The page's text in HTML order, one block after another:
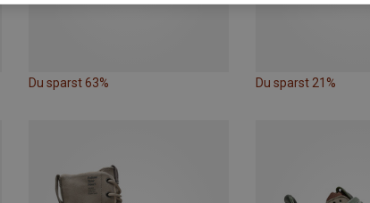
Du sparst 63% Du sparst 21%